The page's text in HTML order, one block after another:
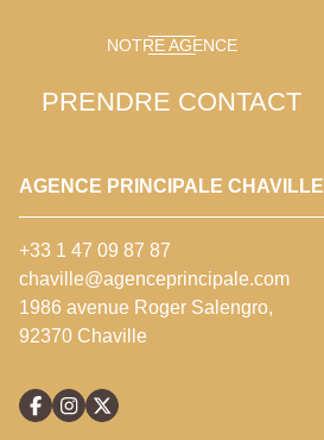
NOTRE AGENCE
PRENDRE CONTACT
AGENCE PRINCIPALE CHAVILLE
+33 1 47 09 87 87
chaville@agenceprincipale.com
1986 avenue Roger Salengro,
92370 Chaville